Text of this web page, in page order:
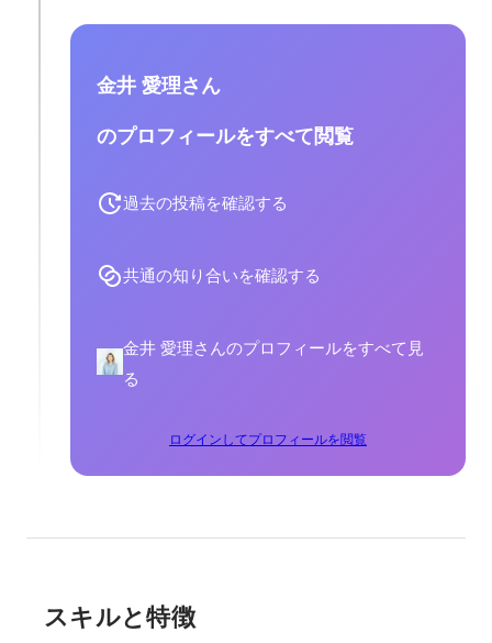
金井 愛理さん
のプロフィールをすべて閲覧
過去の投稿を確認する
共通の知り合いを確認する
金井 愛理さんのプロフィールをすべて見
る
ログインしてプロフィールを閲覧
スキルと特徴